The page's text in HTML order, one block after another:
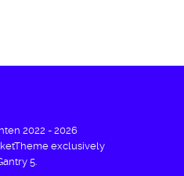
2022 - 2026
exclusively
5.